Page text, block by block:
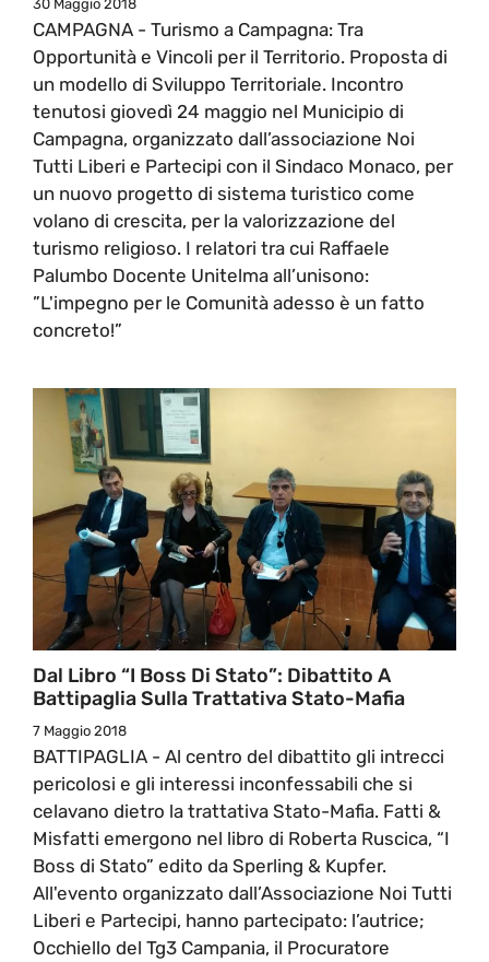
30 Maggio 2018
CAMPAGNA - Turismo a Campagna: Tra
Opportunità e Vincoli per il Territorio. Proposta di
un modello di Sviluppo Territoriale. Incontro
tenutosi giovedì 24 maggio nel Municipio di
Campagna, organizzato dall’associazione Noi
Tutti Liberi e Partecipi con il Sindaco Monaco, per
un nuovo progetto di sistema turistico come
volano di crescita, per la valorizzazione del
turismo religioso. I relatori tra cui Raffaele
Palumbo Docente Unitelma all’unisono:
”L'impegno per le Comunità adesso è un fatto
concreto!”
Dal Libro “I Boss Di Stato”: Dibattito A
Battipaglia Sulla Trattativa Stato-Mafia
7 Maggio 2018
BATTIPAGLIA - Al centro del dibattito gli intrecci
pericolosi e gli interessi inconfessabili che si
celavano dietro la trattativa Stato-Mafia. Fatti &
Misfatti emergono nel libro di Roberta Ruscica, “I
Boss di Stato” edito da Sperling & Kupfer.
All'evento organizzato dall’Associazione Noi Tutti
Liberi e Partecipi, hanno partecipato: l’autrice;
Occhiello del Tg3 Campania, il Procuratore